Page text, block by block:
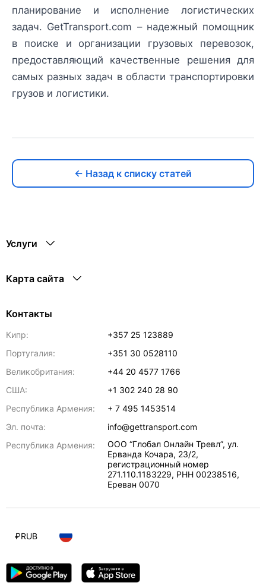
планирование и исполнение логистических
задач. GetTransport.com – надежный помощник
в поиске и организации грузовых перевозок,
предоставляющий качественные решения для
самых разных задач в области транспортировки
грузов и логистики.
← Назад к списку статей
Услуги
Карта сайта
Контакты
Кипр:
+357 25 123889
Португалия:
+351 30 0528110
Великобритания:
+44 20 4577 1766
США:
+1 302 240 28 90
Республика Армения:
+ 7 495 1453514
Эл. почта:
info@gettransport.com
Республика Армения:
ООО “Глобал Онлайн Тревл”, ул.
Ерванда Кочара, 23/2,
регистрационный номер
271.110.1183229, РНН 00238516,
Ереван 0070
₽RUB